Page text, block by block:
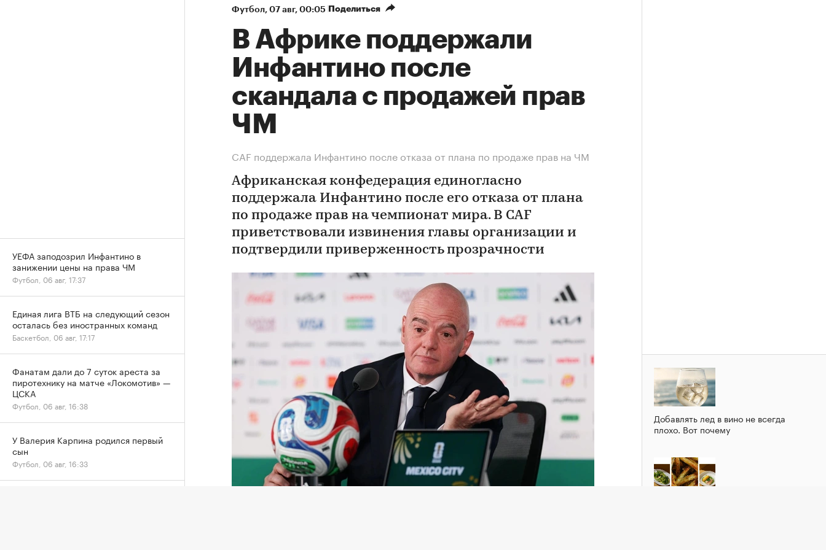
Футбол⁠, 07 авг, 00:05 Поделиться
В Африке поддержали
Инфантино после
скандала с продажей прав
ЧМ
СAF поддержала Инфантино после отказа от плана по продаже прав на ЧМ
Африканская конфедерация единогласно
поддержала Инфантино после его отказа от плана
по продаже прав на чемпионат мира. В CAF
приветствовали извинения главы организации и
подтвердили приверженность прозрачности
Добавлять лед в вино не всегда
плохо. Вот почему
УЕФА заподозрил Инфантино в
занижении цены на права ЧМ
Футбол, 06 авг, 17:37
Единая лига ВТБ на следующий сезон
осталась без иностранных команд
Баскетбол, 06 авг, 17:17
Фанатам дали до 7 суток ареста за
пиротехнику на матче «Локомотив» —
ЦСКА
Футбол, 06 авг, 16:38
У Валерия Карпина родился первый
сын
Футбол, 06 авг, 16:33